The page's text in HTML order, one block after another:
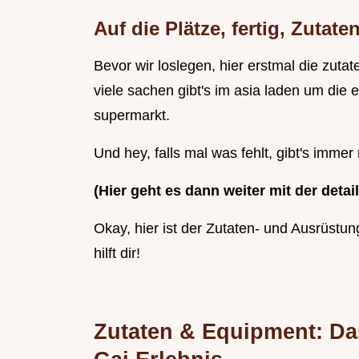
Auf die Plätze, fertig,
Bevor wir loslegen, hier erstmal die
viele sachen gibt's im asia laden um die
supermarkt.
Und hey, falls mal was fehlt, gibt's
(Hier geht es dann weiter mit der
Okay, hier ist der Zutaten- und
hilft dir!
Zutaten & Equipment: